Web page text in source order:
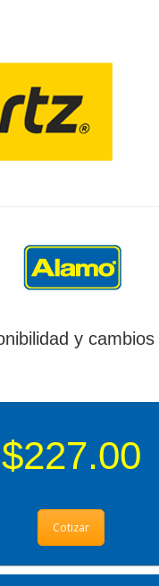
y cambios
$227.00
Cotizar